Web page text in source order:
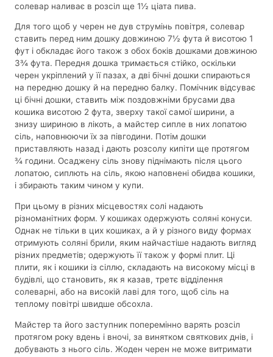
солевар наливає в розсіл ще 1½ ціата пива.
Для того щоб у черен не дув струмінь повітря, солевар
ставить перед ним дошку довжиною 7½ фута й висотою 1
фут і обкладає його також з обох боків дошками довжиною
3¾ фута. Передня дошка тримається стійко, оскільки
черен укріплений у її пазах, а дві бічні дошки спираються
на передню дошку й на передню балку. Помічник відсуває
ці бічні дошки, ставить між поздовжніми брусами два
кошика висотою 2 фута, зверху такої самої ширини, а
знизу шириною в лікоть, а майстер сипле в них лопатою
сіль, наповнюючи їх за півгодини. Потім дошки
приставляють назад і дають розсолу кипіти ще протягом
¾ години. Осаджену сіль знову піднімають після цього
лопатою, сиплють на сіль, якою наповнені обидва кошики,
і збирають таким чином у купи.
При цьому в різних місцевостях солі надають
різноманітних форм. У кошиках одержують соляні конуси.
Однак не тільки в цих кошиках, а й у різного виду формах
отримують соляні брили, яким найчастіше надають вигляд
різних предметів; одержують її також у формі плит. Ці
плити, як і кошики із сіллю, складають на високому місці в
будівлі, що становить, як я казав, третє відділення
солеварні, або на високій лаві для того, щоб сіль на
теплому повітрі швидше обсохла.
Майстер та його заступник поперемінно варять розсіл
протягом року вдень і вночі, за винятком святкових днів, і
добувають з нього сіль. Жоден черен не може витримати